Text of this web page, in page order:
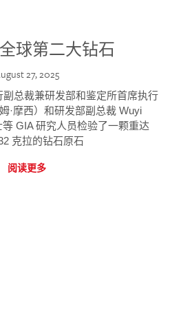
球第二大钻石
27, 2025
副总裁兼研发部和鉴定所首席执行
·摩西）和研发部副总裁 Wuyi
GIA 研究人员检验了一颗重达
克拉的钻石原石
阅读更多